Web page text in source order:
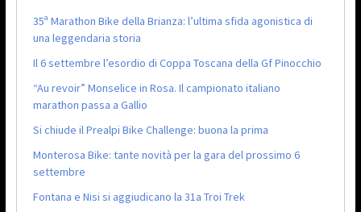
35ª Marathon Bike della Brianza: l’ultima sfida agonistica di
una leggendaria storia
Il 6 settembre l’esordio di Coppa Toscana della Gf Pinocchio
“Au revoir” Monselice in Rosa. Il campionato italiano
marathon passa a Gallio
Si chiude il Prealpi Bike Challenge: buona la prima
Monterosa Bike: tante novità per la gara del prossimo 6
settembre
Fontana e Nisi si aggiudicano la 31a Troi Trek